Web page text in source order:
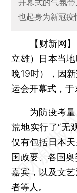
开幕式的气氛
也起身为新冠
【财新网
立雄）
日本当
晚19时），因
运会开幕式，于
为防疫考量
荒地实行了“无
仅有包括日本
国政要、各国
嘉宾，以及文
者等人。